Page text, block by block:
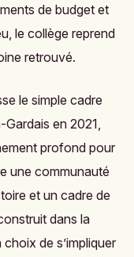
de budget et
le collège reprend
retrouvé.
le simple cadre
en 2021,
profond pour
une communauté
et un cadre de
dans la
de s’impliquer